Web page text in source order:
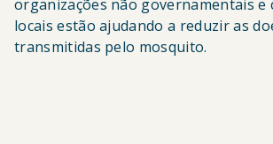
organizações não governamentais e
locais estão ajudando a reduzir as
transmitidas pelo mosquito.